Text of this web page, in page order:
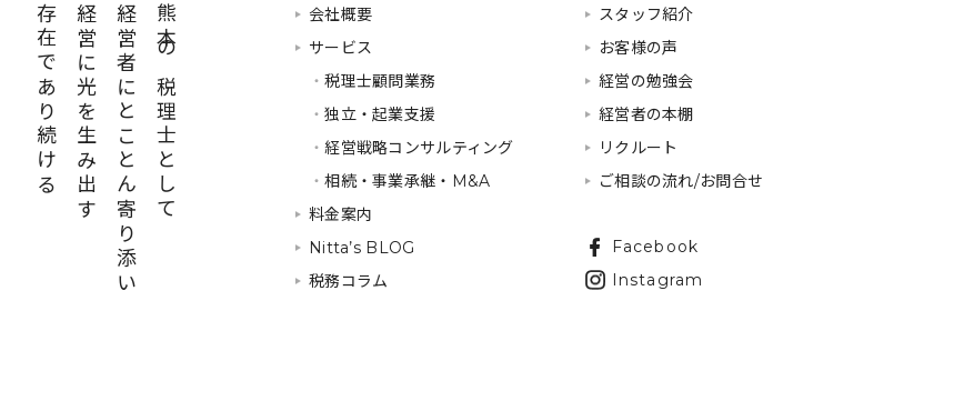
熊本の税理士として
経営者にとことん寄り添い
経営に光を生み出す
存在であり続ける
会社概要
サービス
・税理士顧問業務
・独立・起業支援
・経営戦略コンサルティング
・相続・事業承継・M&A
料金案内
Nitta’s BLOG
税務コラム
スタッフ紹介
お客様の声
経営の勉強会
経営者の本棚
リクルート
ご相談の流れ/お問合せ
Facebook
Instagram